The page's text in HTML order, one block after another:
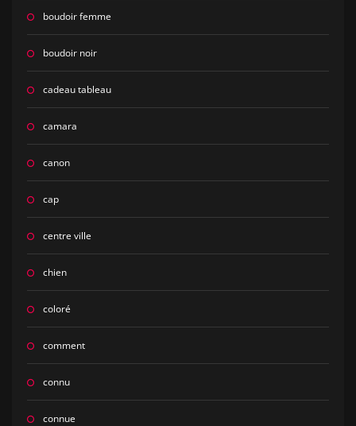
boudoir femme
boudoir noir
cadeau tableau
camara
canon
cap
centre ville
chien
coloré
comment
connu
connue